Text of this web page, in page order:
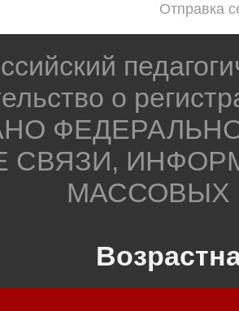
Отправка
о
СВЯЗИ,
МАССОВЫХ